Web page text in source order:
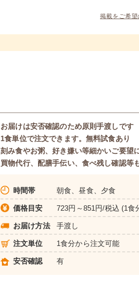
掲載をご希
ヘルシーメニュー
お届けは安否確認のため原則手渡しです
1食単位で注文できます。無料試食あり
刻み食やお粥、好き嫌い等細かいご要望
買物代行、配膳手伝い、食べ残し確認等
時間帯 朝食、昼食、夕食
価格目安 723円～851円/税込 (1食
お届け方法 手渡し
注文単位 1食分から注文可能
安否確認 有